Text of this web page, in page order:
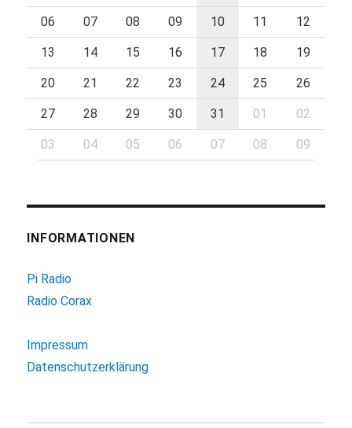
06 07 08 09 10 11 12
13 14 15 16 17 18 19
20 21 22 23 24 25 26
27 28 29 30 31 01 02
03 04 05 06 07 08 09
INFORMATIONEN
Pi Radio
Radio Corax
Impressum
Datenschutzerklärung